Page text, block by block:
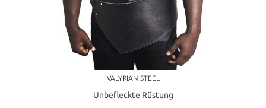
VALYRIAN STEEL
Unbefleckte Rüstung